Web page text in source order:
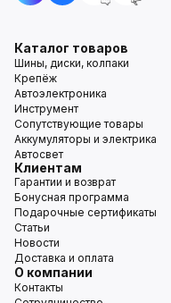
Каталог товаров
Шины, диски, колпаки
Крепёж
Автоэлектроника
Инструмент
Сопутствующие товары
Аккумуляторы и электрика
Автосвет
Клиентам
Гарантии и возврат
Бонусная программа
Подарочные сертификаты
Статьи
Новости
Доставка и оплата
О компании
Контакты